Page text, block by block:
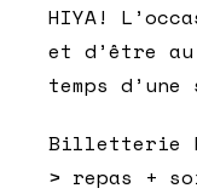
HIYA!
et d’être
temps
Billetterie
> repas +